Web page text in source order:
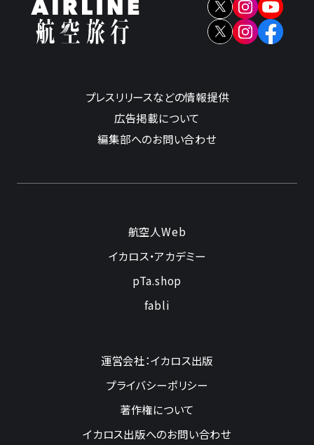
プレスリリースなどの情報提供
広告掲載について
編集部へのお問い合わせ
航空人Web
イカロス・アカデミー
pTa.shop
fabli
運営会社：イカロス出版
プライバシーポリシー
著作権について
イカロス出版へのお問い合わせ